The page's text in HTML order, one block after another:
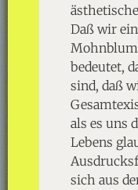
Daß wir
bedeutet,
sind, daß
als es uns
Lebens
sich aus